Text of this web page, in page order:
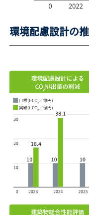
環境配慮設計の